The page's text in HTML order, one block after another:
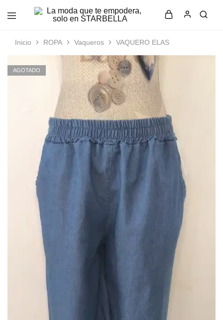
que
empodera,
solo
en
con
elegancia
en
Inicio ROPA Vaqueros VAQUERO ELAS
AGOTADO